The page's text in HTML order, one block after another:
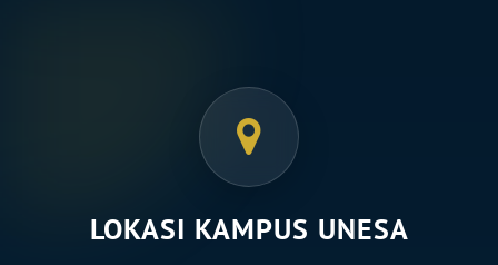
LOKASI KAMPUS UNESA